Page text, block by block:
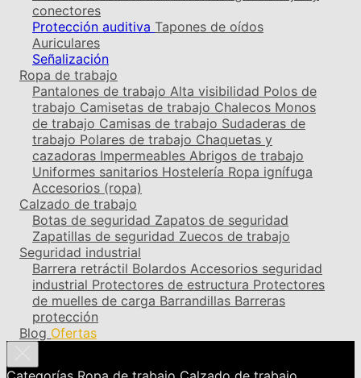
conectores
Protección auditiva Tapones de oídos
Auriculares
Señalización
Ropa de trabajo
Pantalones de trabajo Alta visibilidad Polos de
trabajo Camisetas de trabajo Chalecos Monos
de trabajo Camisas de trabajo Sudaderas de
trabajo Polares de trabajo Chaquetas y
cazadoras Impermeables Abrigos de trabajo
Uniformes sanitarios Hostelería Ropa ignífuga
Accesorios (ropa)
Calzado de trabajo
Botas de seguridad Zapatos de seguridad
Zapatillas de seguridad Zuecos de trabajo
Seguridad industrial
Barrera retráctil Bolardos Accesorios seguridad
industrial Protectores de estructura Protectores
de muelles de carga Barrandillas Barreras
protección
Blog Ofertas